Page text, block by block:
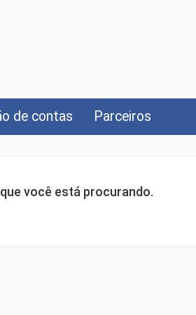
de contas Parceiros
você está procurando.